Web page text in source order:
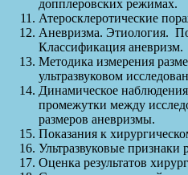
допплеровских режимах.
Атеросклеротические
Аневризма. Этиология.
Классификация аневризм.
Методика измерения
ультразвуковом
Динамическое
промежутки между
размеров аневризмы.
Показания к
Ультразвуковые признаки
Оценка результатов